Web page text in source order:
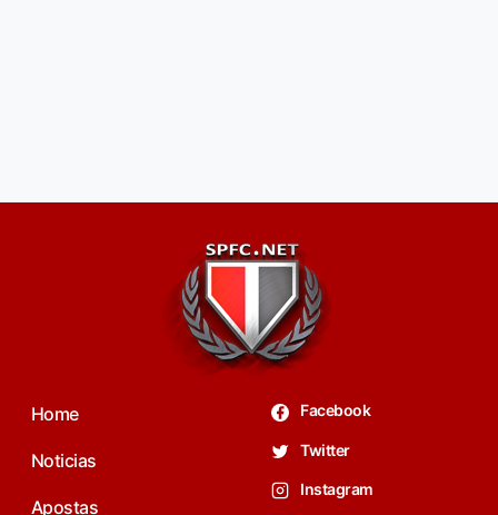
Home
Noticias
Apostas
Facebook
Twitter
Instagram